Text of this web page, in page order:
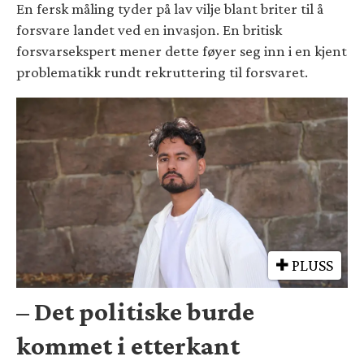
En fersk måling tyder på lav vilje blant briter til å
forsvare landet ved en invasjon. En britisk
forsvarsekspert mener dette føyer seg inn i en kjent
problematikk rundt rekruttering til forsvaret.
PLUSS
– Det politiske burde
kommet i etterkant